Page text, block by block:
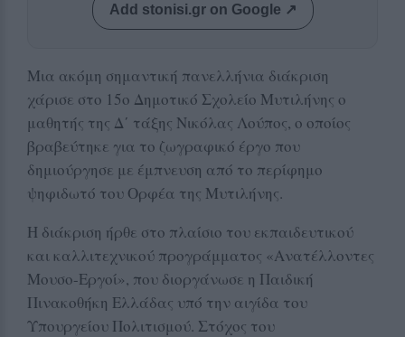
Add stonisi.gr on Google ↗
Μια ακόμη σημαντική πανελλήνια διάκριση
χάρισε στο 15ο Δημοτικό Σχολείο Μυτιλήνης ο
μαθητής της Δ΄ τάξης Νικόλας Λούπος, ο οποίος
βραβεύτηκε για το ζωγραφικό έργο που
δημιούργησε με έμπνευση από το περίφημο
ψηφιδωτό του Ορφέα της Μυτιλήνης.
Η διάκριση ήρθε στο πλαίσιο του εκπαιδευτικού
και καλλιτεχνικού προγράμματος «Ανατέλλοντες
Μουσο-Εργοί», που διοργάνωσε η Παιδική
Πινακοθήκη Ελλάδας υπό την αιγίδα του
Υπουργείου Πολιτισμού. Στόχος του